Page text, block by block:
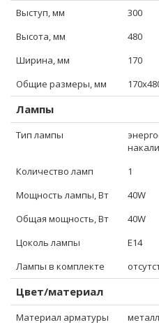
Выступ, мм
300
Высота, мм
480
Ширина, мм
170
Общие размеры, мм
Лампы
Тип лампы
Количество ламп
1
Мощность лампы, Вт
40W
Общая мощность, Вт
40W
Цоколь лампы
E14
Лампы в комплекте
Цвет/материал
Материал арматуры металл